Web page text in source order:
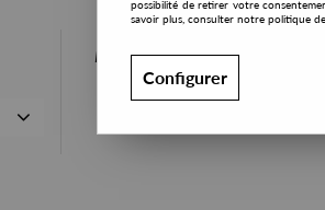
PRESALES EXCLUSIVES
possibilité de retirer votre
savoir plus, consulter notre politique
Configurer